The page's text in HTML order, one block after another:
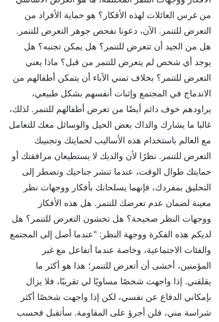
من غرس العائلات لهذه الأفكار؟ هو حماية الأفراد من
التعرض للتنمر. الآن، دعونا نفحص جوهر التعرض للتنمر.
هل من الجيد أن تتعرض للتنمر؟ هل يمكن تجنبه؟ هل
يوجد أي شخص لم يتعرض للتنمر من قبل؟ ماذا يعني
التعرض للتنمر؟ بخلاف تمني الآباء أن يتمكن أطفالهم من
الاندماج في المجتمع وإثبات أنفسهم بشكل طبيعي،
يراودهم خوف دائم أيضًا من تعرض أطفالهم للتنمر. لذلك،
غالبا ما يشارك والداك بعض الحيل والوسائل معك للتعامل
مع العالم باستخدام هذه الأساليب لحمايتك وتجنيبك
التعرض للتنمر. نظرًا لأن والديك لا يستطيعان مرافقتك أو
حمايتك طوال الوقت، عندما تنشر جناحيك وتضطر إلى
التحليق بمفردك، فإنهما يسلحانك بأفكار ووجهات نظر
معينة لضمان عدم تعرضك للتنمر. هل هذه الأفكار
ووجهات النظر صحيحة؟ هل تخشون التعرض للتنمر؟ هل
لديكم هذه الفكرة ووجهة النظر: "عندما أصل إلى المجتمع
والفئات الاجتماعية، وخاصة عندما أتفاعل مع غير
المؤمنين، أخشى أن أتعرض للتنمر؛ هذا هو أكثر ما
يقلقني. إذا واجهت شخصًا مساويًا لي تقريبًا، فلا يزال
بإمكاني الدفاع عن نفسي، لكن إذا واجهت شخصًا أكثر
شراسة مني، فلن أجرؤ على المقاومة. سأتقبل فحسب